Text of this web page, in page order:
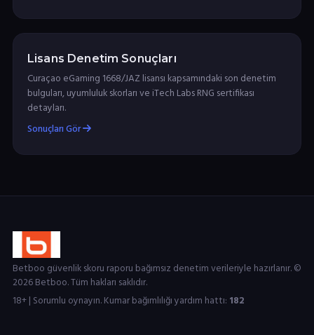
Lisans Denetim Sonuçları
Curaçao eGaming 1668/JAZ lisansı kapsamındaki son denetim
bulguları, uyumluluk skorları ve iTech Labs RNG sertifikası
detayları.
Sonuçları Gör
Betboo güvenlik skoru raporu bağımsız denetim verileriyle hazırlanır. ©
2026 Betboo. Tüm hakları saklıdır.
18+ | Sorumlu oynayın. Kumar bağımlılığı yardım hattı: 182